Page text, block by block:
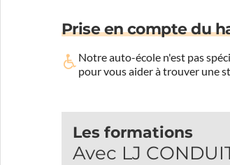
Prise en compte du
Notre auto-école n'est pas
pour vous aider à trouver une
Les formations
Avec LJ